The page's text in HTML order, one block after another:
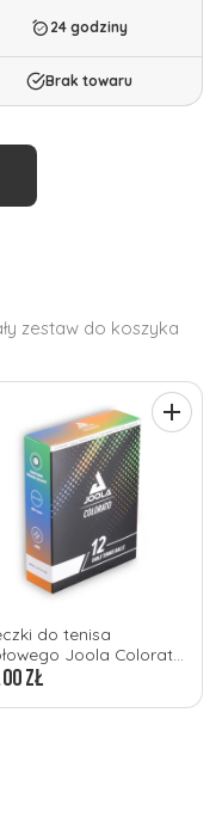
24 godziny
Brak towaru
zestaw do koszyka
do tenisa
Joola Colorato
12 sztuk
zł